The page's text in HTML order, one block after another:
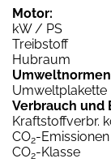
Motor:
kW / PS
Treibstoff
Hubraum
Umweltplakette
Verbrauch und
Kraftstoffverbr.
CO2-
CO2-Klasse